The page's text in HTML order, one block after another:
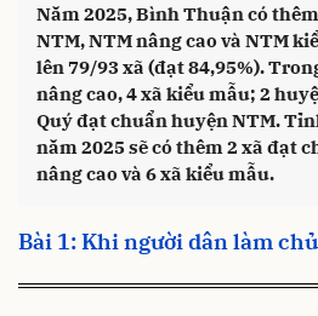
Năm 2025, Bình Thuận có
NTM, NTM nâng cao và NTM
lên 79/93 xã (đạt 84,95%).
nâng cao, 4 xã kiểu mẫu; 2
Quý đạt chuẩn huyện NTM.
năm 2025 sẽ có thêm 2 xã đạt
nâng cao và 6 xã kiểu mẫu.
Bài 1: Khi người dân làm